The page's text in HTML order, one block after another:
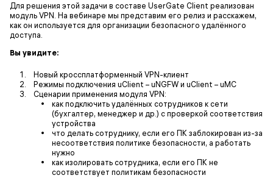
Для решения этой задачи в составе UserGate Client реализован
модуль VPN. На вебинаре мы представим его релиз и расскажем,
как он используется для организации безопасного удалённого
доступа.
Вы увидите:
Новый кроссплатформенный VPN-клиент
Режимы подключения uClient – uNGFW и uClient – uMC
Сценарии применения модуля VPN:
как подключить удалённых сотрудников к сети
(бухгалтер, менеджер и др.) с проверкой соответствия
устройства
что делать сотруднику, если его ПК заблокирован из-за
несоответствия политике безопасности, а работать
нужно
как изолировать сотрудника, если его ПК не
соответствует политикам безопасности